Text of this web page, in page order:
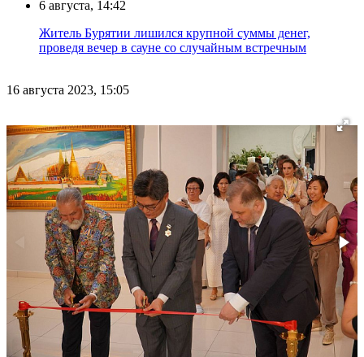
6 августа, 14:42
Житель Бурятии лишился крупной суммы денег,
проведя вечер в сауне со случайным встречным
16 августа 2023, 15:05